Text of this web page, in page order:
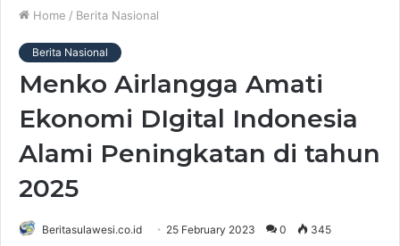
Home / Berita Nasional
Berita Nasional
Menko Airlangga Amati
Ekonomi DIgital Indonesia
Alami Peningkatan di tahun
2025
Beritasulawesi.co.id 25 February 2023 0 345